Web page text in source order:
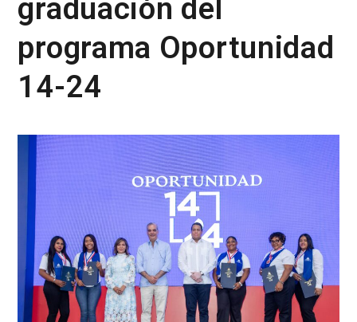
graduación del
programa Oportunidad
14-24